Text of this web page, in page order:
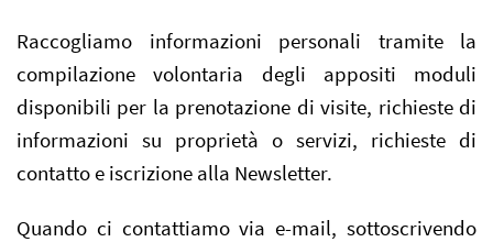
Raccogliamo informazioni personali tramite la
compilazione volontaria degli appositi moduli
disponibili per la prenotazione di visite, richieste di
informazioni su proprietà o servizi, richieste di
contatto e iscrizione alla Newsletter.
Quando ci contattiamo via e-mail, sottoscrivendo